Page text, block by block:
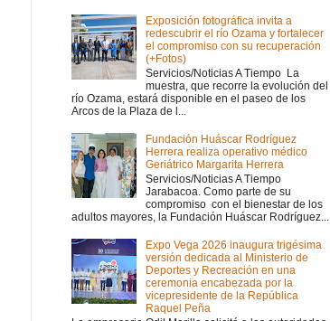
Exposición fotográfica invita a
redescubrir el río Ozama y fortalecer
el compromiso con su recuperación
(+Fotos)
Servicios/Noticias A Tiempo La
muestra, que recorre la evolución del
río Ozama, estará disponible en el paseo de los
Arcos de la Plaza de l...
Fundación Huáscar Rodríguez
Herrera realiza operativo médico
Geriátrico Margarita Herrera
Servicios/Noticias A Tiempo
Jarabacoa. Como parte de su
compromiso con el bienestar de los
adultos mayores, la Fundación Huáscar Rodríguez...
Expo Vega 2026 inaugura trigésima
versión dedicada al Ministerio de
Deportes y Recreación en una
ceremonia encabezada por la
vicepresidente de la República
Raquel Peña